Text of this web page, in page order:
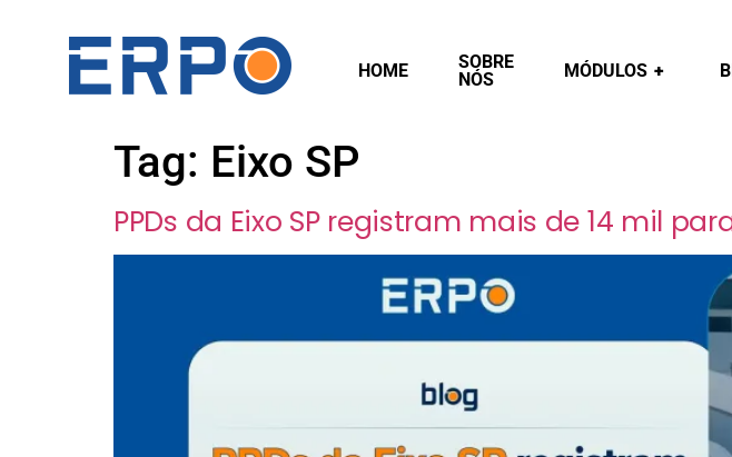
HOME
SOBRE
NÓS
MÓDULOS +
Tag: Eixo SP
PPDs da Eixo SP registram mais de 14 mil